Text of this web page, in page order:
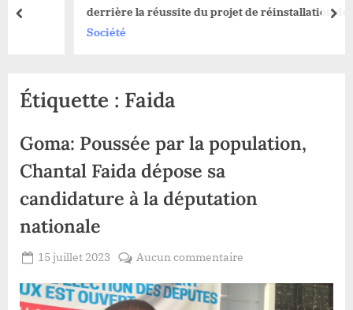
derrière la réussite du projet de réinstallation des
communautés affectées dans le village Oere se retire
prev
Étiquette : Faida
Goma: Poussée par la population,
Chantal Faida dépose sa
candidature à la députation
nationale
Posted
15 juillet 2023
Lacloche
Aucun commentaire
Poussée